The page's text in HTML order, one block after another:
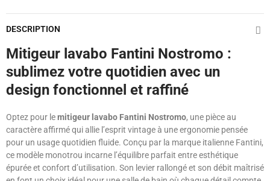
DESCRIPTION
Mitigeur lavabo Fantini Nostromo :
sublimez votre quotidien avec un
design fonctionnel et raffiné
Optez pour lemitigeur lavabo Fantini Nostromo, une pièce au
caractère affirmé qui allie l’esprit vintage à une ergonomie pensée
pour un usage quotidien fluide. Conçu par la marque italienne Fantini,
ce modèle monotrou incarne l’équilibre parfait entre esthétique
épurée et confort d’utilisation. Son levier rallongé et son débit maîtrisé